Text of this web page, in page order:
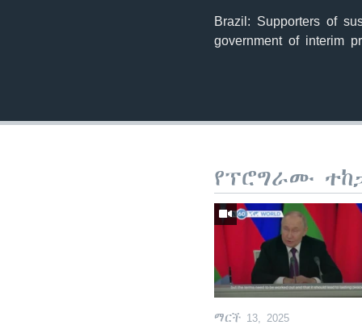
Brazil: Supporters of
government of interim
የፕሮግራሙ
ማርች 13, 2025